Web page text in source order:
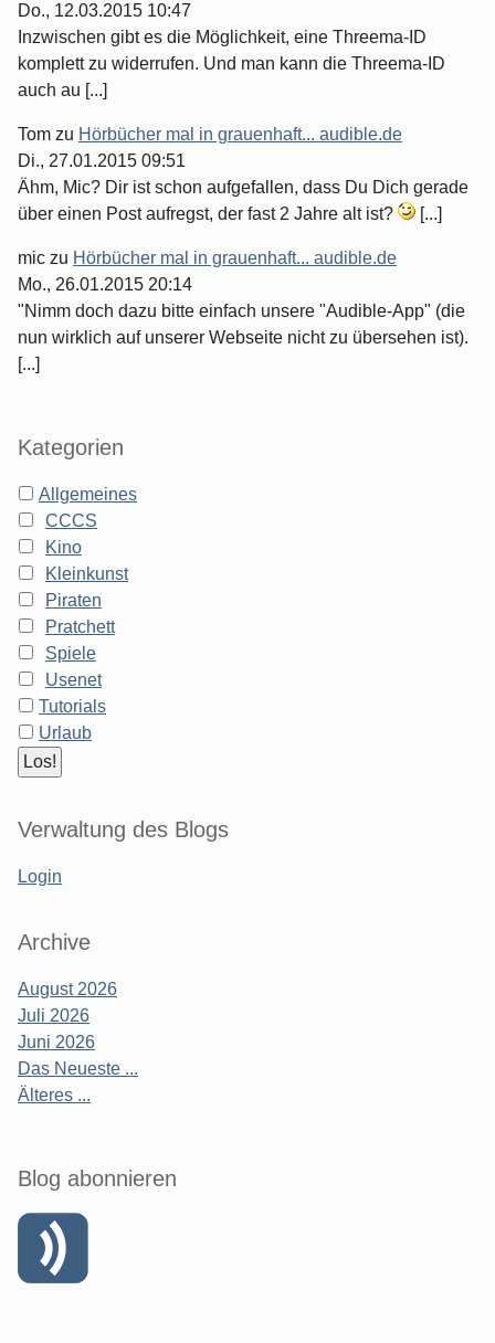
Do., 12.03.2015 10:47
Inzwischen gibt es die Möglichkeit, eine Threema-ID
komplett zu widerrufen. Und man kann die Threema-ID
auch au [...]
Tom zu Hörbücher mal in grauenhaft... audible.de
Di., 27.01.2015 09:51
Ähm, Mic? Dir ist schon aufgefallen, dass Du Dich gerade
über einen Post aufregst, der fast 2 Jahre alt ist?
[...]
mic zu Hörbücher mal in grauenhaft... audible.de
Mo., 26.01.2015 20:14
"Nimm doch dazu bitte einfach unsere "Audible-App" (die
nun wirklich auf unserer Webseite nicht zu übersehen ist).
[...]
Kategorien
Allgemeines
CCCS
Kino
Kleinkunst
Piraten
Pratchett
Spiele
Usenet
Tutorials
Urlaub
Verwaltung des Blogs
Login
Archive
August 2026
Juli 2026
Juni 2026
Das Neueste ...
Älteres ...
Blog abonnieren